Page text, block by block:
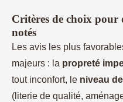
Critères de choix pour
notés
Les avis les plus
majeurs : la propreté
tout inconfort, le niveau
(literie de qualité,